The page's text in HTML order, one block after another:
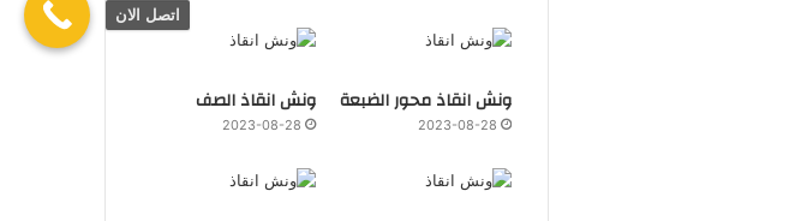
ونش انقاذ محور الضبعة
2023-08-28
ونش انقاذ الصف
2023-08-28
اتصل الان